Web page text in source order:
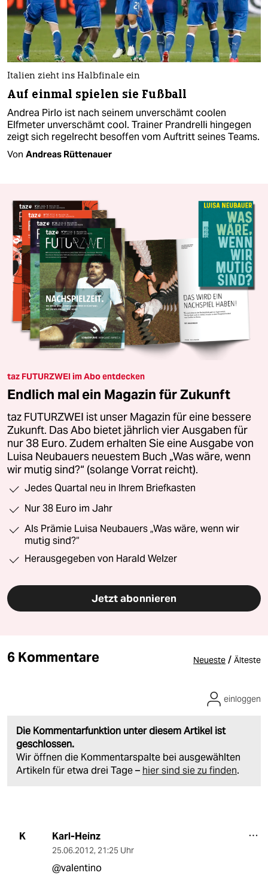
Italien zieht ins Halbfinale ein
Auf einmal spielen sie Fußball
Andrea Pirlo ist nach seinem unverschämt coolen
Elfmeter unverschämt cool. Trainer Prandrelli hingegen
zeigt sich regelrecht besoffen vom Auftritt seines Teams.
Von Andreas Rüttenauer
taz FUTURZWEI im Abo entdecken
Endlich mal ein Magazin für Zukunft
taz FUTURZWEI ist unser Magazin für eine bessere
Zukunft. Das Abo bietet jährlich vier Ausgaben für
nur 38 Euro. Zudem erhalten Sie eine Ausgabe von
Luisa Neubauers neuestem Buch „Was wäre, wenn
wir mutig sind?“ (solange Vorrat reicht).
Jedes Quartal neu in Ihrem Briefkasten
Nur 38 Euro im Jahr
Als Prämie Luisa Neubauers „Was wäre, wenn wir
mutig sind?“
Herausgegeben von Harald Welzer
Jetzt abonnieren
6 Kommentare Neueste / Älteste
Die Kommentarfunktion unter diesem Artikel ist
geschlossen.
Wir öffnen die Kommentarspalte bei ausgewählten
Artikeln für etwa drei Tage – hier sind sie zu finden.
einloggen
K Karl-Heinz
25.06.2012, 21:25 Uhr
@valentino